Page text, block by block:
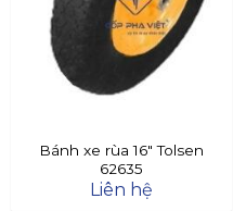
Bánh xe rùa 16″ Tolsen
62635
Liên hệ